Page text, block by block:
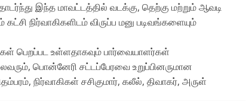
இந்த மாவட்டத்தில் வடக்கு, தெற்கு மற்றும் ஆவடி
நிர்வாகிகளிடம் விருப்ப மனு படிவங்களையும்
பெறப்பட உள்ளதாகவும் பார்வையாளர்கள்
பொன்னேரி சட்டப்பேரவை உறுப்பினருமான
நிர்வாகிகள் சசிகுமார், கலீல், திவாகர், அருள்